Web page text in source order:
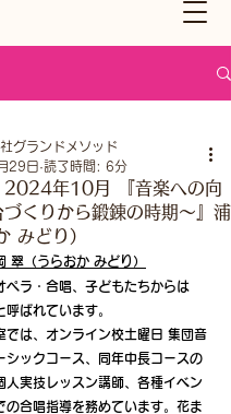
2024年10月 『音楽への向
づくりから鍛錬の時期～』浦
みどり）
グランドメソッド
29日 読了時間: 6分
翠（うらおか みどり）
ペラ・合唱、子どもたちからは
ばれています。
は、オンライン校土曜日 集団音
シックコース、同年中長コースの
人実技レッスン講師、各種イベン
の合唱指導を務めています。花ま